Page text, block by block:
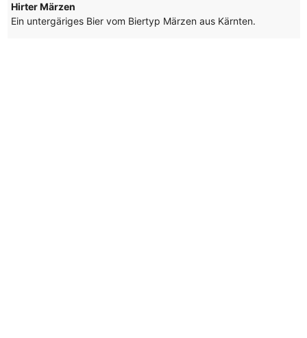
Hirter Märzen
Ein untergäriges Bier vom Biertyp Märzen aus Kärnten.